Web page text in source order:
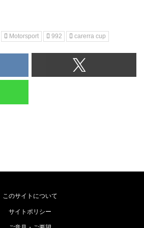
Motorsport 992 carerra cup
このサイトについて
サイトポリシー